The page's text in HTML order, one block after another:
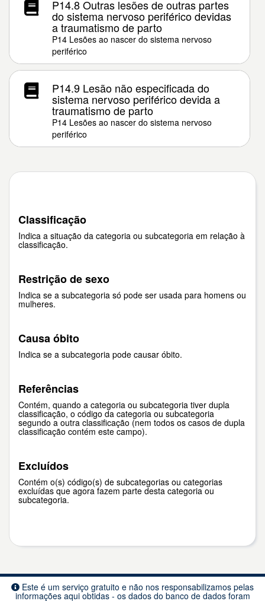
P14.8 Outras lesões de outras partes
do sistema nervoso periférico devidas
a traumatismo de parto
P14 Lesões ao nascer do sistema nervoso
periférico
P14.9 Lesão não especificada do
sistema nervoso periférico devida a
traumatismo de parto
P14 Lesões ao nascer do sistema nervoso
periférico
Classificação
Indica a situação da categoria ou subcategoria em relação à
classificação.
Restrição de sexo
Indica se a subcategoria só pode ser usada para homens ou
mulheres.
Causa óbito
Indica se a subcategoria pode causar óbito.
Referências
Contém, quando a categoria ou subcategoria tiver dupla
classificação, o código da categoria ou subcategoria
segundo a outra classificação (nem todos os casos de dupla
classificação contém este campo).
Excluídos
Contém o(s) código(s) de subcategorias ou categorias
excluídas que agora fazem parte desta categoria ou
subcategoria.
Este é um serviço gratuito e não nos responsabilizamos pelas
informações aqui obtidas - os dados do banco de dados foram